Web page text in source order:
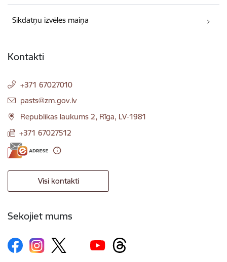
Sīkdatņu izvēles maiņa
Kontakti
+371 67027010
E-pasts:
pasts@zm.gov.lv
Republikas laukums 2, Rīga, LV-1981
+371 67027512
Visi kontakti
Sekojiet mums